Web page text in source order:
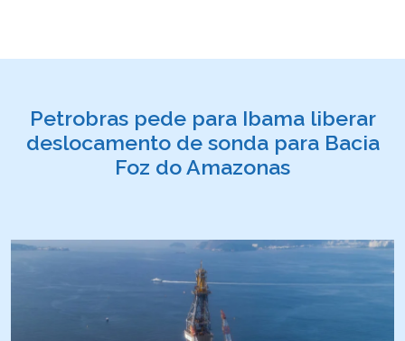
Petrobras pede para Ibama liberar
deslocamento de sonda para Bacia
Foz do Amazonas